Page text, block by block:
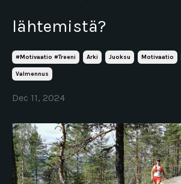
lähtemistä?
#motivaatio #treeni Arki Juoksu Motivaatio
Valmennus
Dec 11, 2024